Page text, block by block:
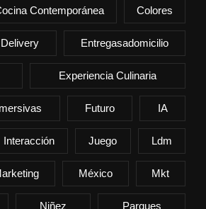
Contemporánea Colores
Delivery Entregasadomicilio
Experiencia Culinaria
Futuro IA
Interacción Juego Ldm
México Mkt
Niñez Parques